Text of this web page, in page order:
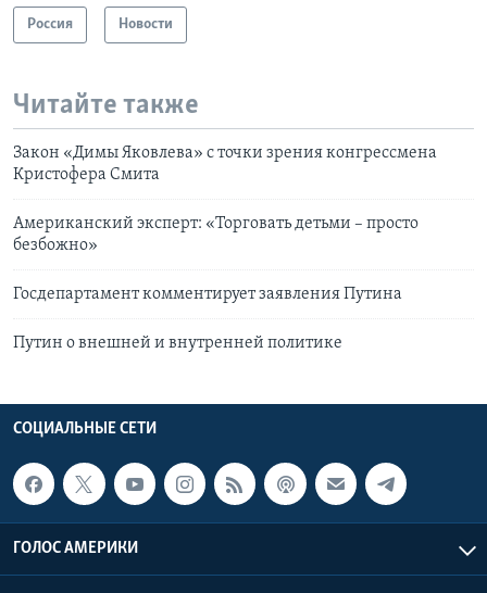
Россия Новости
Читайте также
Закон «Димы Яковлева» с точки зрения конгрессмена
Кристофера Смита
Американский эксперт: «Торговать детьми – просто
безбожно»
Госдепартамент комментирует заявления Путина
Путин о внешней и внутренней политике
СОЦИАЛЬНЫЕ СЕТИ
ГОЛОС АМЕРИКИ